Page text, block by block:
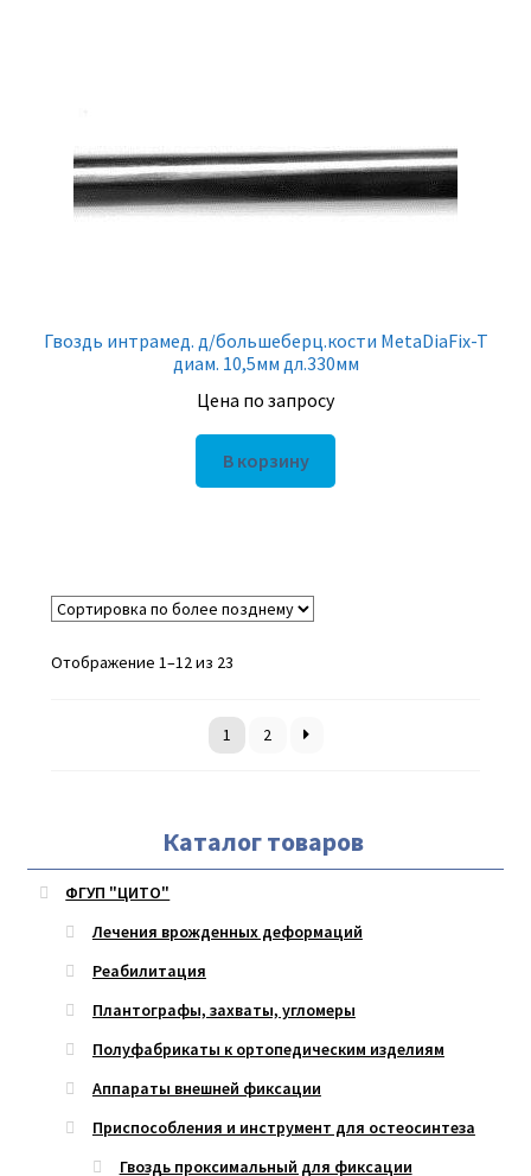
Гвоздь интрамед. д/большеберц.кости MetaDiaFix-T
диам. 10,5мм дл.330мм
Цена по запросу
В корзину
Отображение 1–12 из 23
1 2
Каталог товаров
ФГУП "ЦИТО"
Лечения врожденных деформаций
Реабилитация
Плантографы, захваты, угломеры
Полуфабрикаты к ортопедическим изделиям
Аппараты внешней фиксации
Приспособления и инструмент для остеосинтеза
Гвоздь проксимальный для фиксации